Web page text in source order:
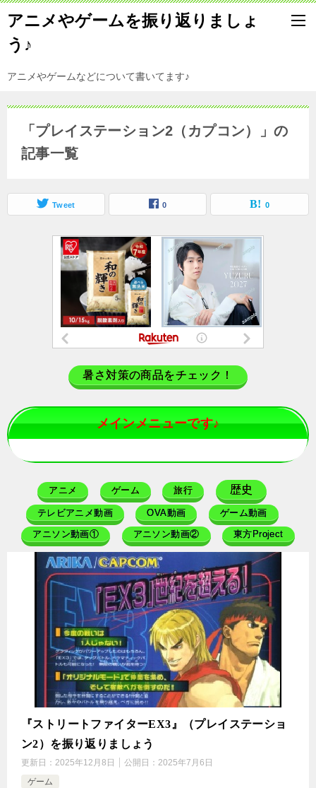
アニメやゲームを振り返りましょ
う♪
アニメやゲームなどについて書いてます♪
「プレイステーション2（カプコン）」の
記事一覧
Tweet 0 0
暑さ対策の商品をチェック！
メインメニューです♪
アニメ ゲーム 旅行 歴史
テレビアニメ動画 OVA動画 ゲーム動画
アニソン動画① アニソン動画② 東方Project
『ストリートファイターEX3』（プレイステーショ
ン2）を振り返りましょう
更新日： 2025年12月8日 公開日： 2025年7月6日
ゲーム